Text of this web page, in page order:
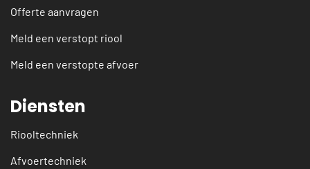
Offerte aanvragen
Meld een verstopt riool
Meld een verstopte afvoer
Diensten
Riooltechniek
Afvoertechniek